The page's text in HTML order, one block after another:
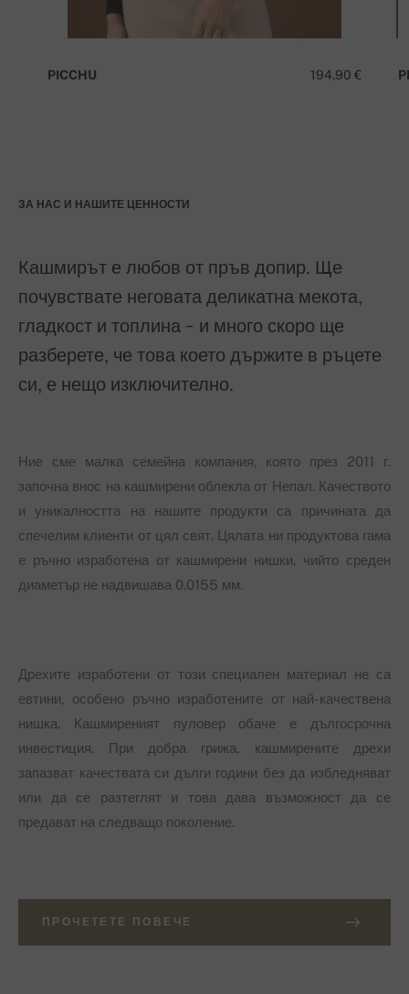
194,90 €
PICCHU
ЗА НАС И НАШИТЕ ЦЕННОСТИ
Кашмирът е любов от пръв допир. Ще
почувствате неговата деликатна мекота,
гладкост и топлина - и много скоро ще
разберете, че това което държите в ръцете
си, е нещо изключително.
Ние сме малка семейна компания, която през 2011 г.
започна внос на кашмирени облекла от Непал. Качеството
и уникалността на нашите продукти са причината да
спечелим клиенти от цял свят. Цялата ни продуктова гама
е ръчно изработена от кашмирени нишки, чийто среден
диаметър не надвишава 0.0155 мм.
Дрехите изработени от този специален материал не са
евтини, особено ръчно изработените от най-качествена
нишка. Кашмиреният пуловер обаче е дългосрочна
инвестиция. При добра грижа, кашмирените дрехи
запазват качествата си дълги години без да избледняват
или да се разтеглят и това дава възможност да се
предават на следващо поколение.
ПРОЧЕТЕТЕ ПОВЕЧЕ